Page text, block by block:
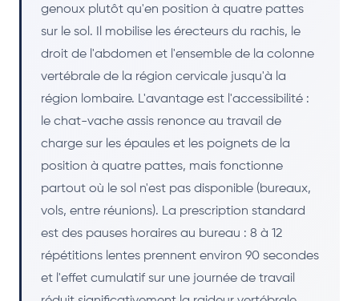
genoux plutôt qu'en position à quatre pattes
sur le sol. Il mobilise les érecteurs du rachis, le
droit de l'abdomen et l'ensemble de la colonne
vertébrale de la région cervicale jusqu'à la
région lombaire. L'avantage est l'accessibilité :
le chat-vache assis renonce au travail de
charge sur les épaules et les poignets de la
position à quatre pattes, mais fonctionne
partout où le sol n'est pas disponible (bureaux,
vols, entre réunions). La prescription standard
est des pauses horaires au bureau : 8 à 12
répétitions lentes prennent environ 90 secondes
et l'effet cumulatif sur une journée de travail